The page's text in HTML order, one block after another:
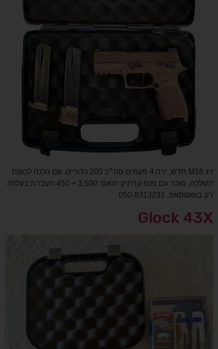
זיג M18 חדש, ירה 4 פעמים סה״כ 200 כדורים. עם הכנה לכוונת
השלכה. מוכר עם פנס ונרתיק תואם. 3,500 + 450 העברת בעלות.
רק בוואטסאפ, 050-8313231
Glock 43X